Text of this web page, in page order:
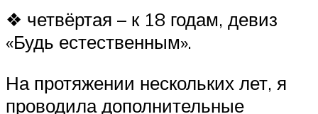
❖ четвёртая – к 18 годам, девиз
«Будь естественным».
На протяжении нескольких лет, я
проводила дополнительные